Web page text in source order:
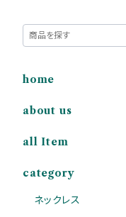
home
about us
all Item
category
ネックレス